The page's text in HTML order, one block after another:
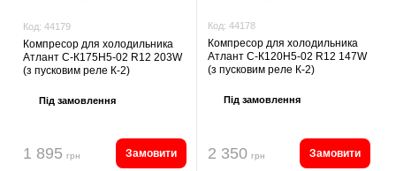
Код: 44179
Компресор для холодильника
Атлант С-К175Н5-02 R12 203W
(з пусковим реле К-2)
Під замовлення
1 895 грн Замовити
Код: 44178
Компресор для холодильника
Атлант С-К120H5-02 R12 147W
(з пусковим реле К-2)
Під замовлення
2 350 грн Замовити